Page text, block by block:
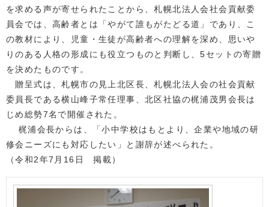
を求める声が寄せられたことから、札幌北法人会社会貢献委
員会では、高齢者とは「やがて誰もがたどる道」であり、こ
の教材により、児童・生徒が高齢者への理解を深め、思いや
りのある人格の形成にも役立つものと判断し、5セットの寄贈
を決めたものです。
贈呈式は、札幌市の見上北区長、札幌北法人会の社会貢献
委員長である横山峰子常任理事、北区社協の梶浦茂男会長は
じめ総勢7名で開催された。
梶浦会長からは、「小中学校はもとより、企業や地域の研
修会ニーズにも対応したい」と謝辞が述べられた。
（令和2年7月16日 掲載）